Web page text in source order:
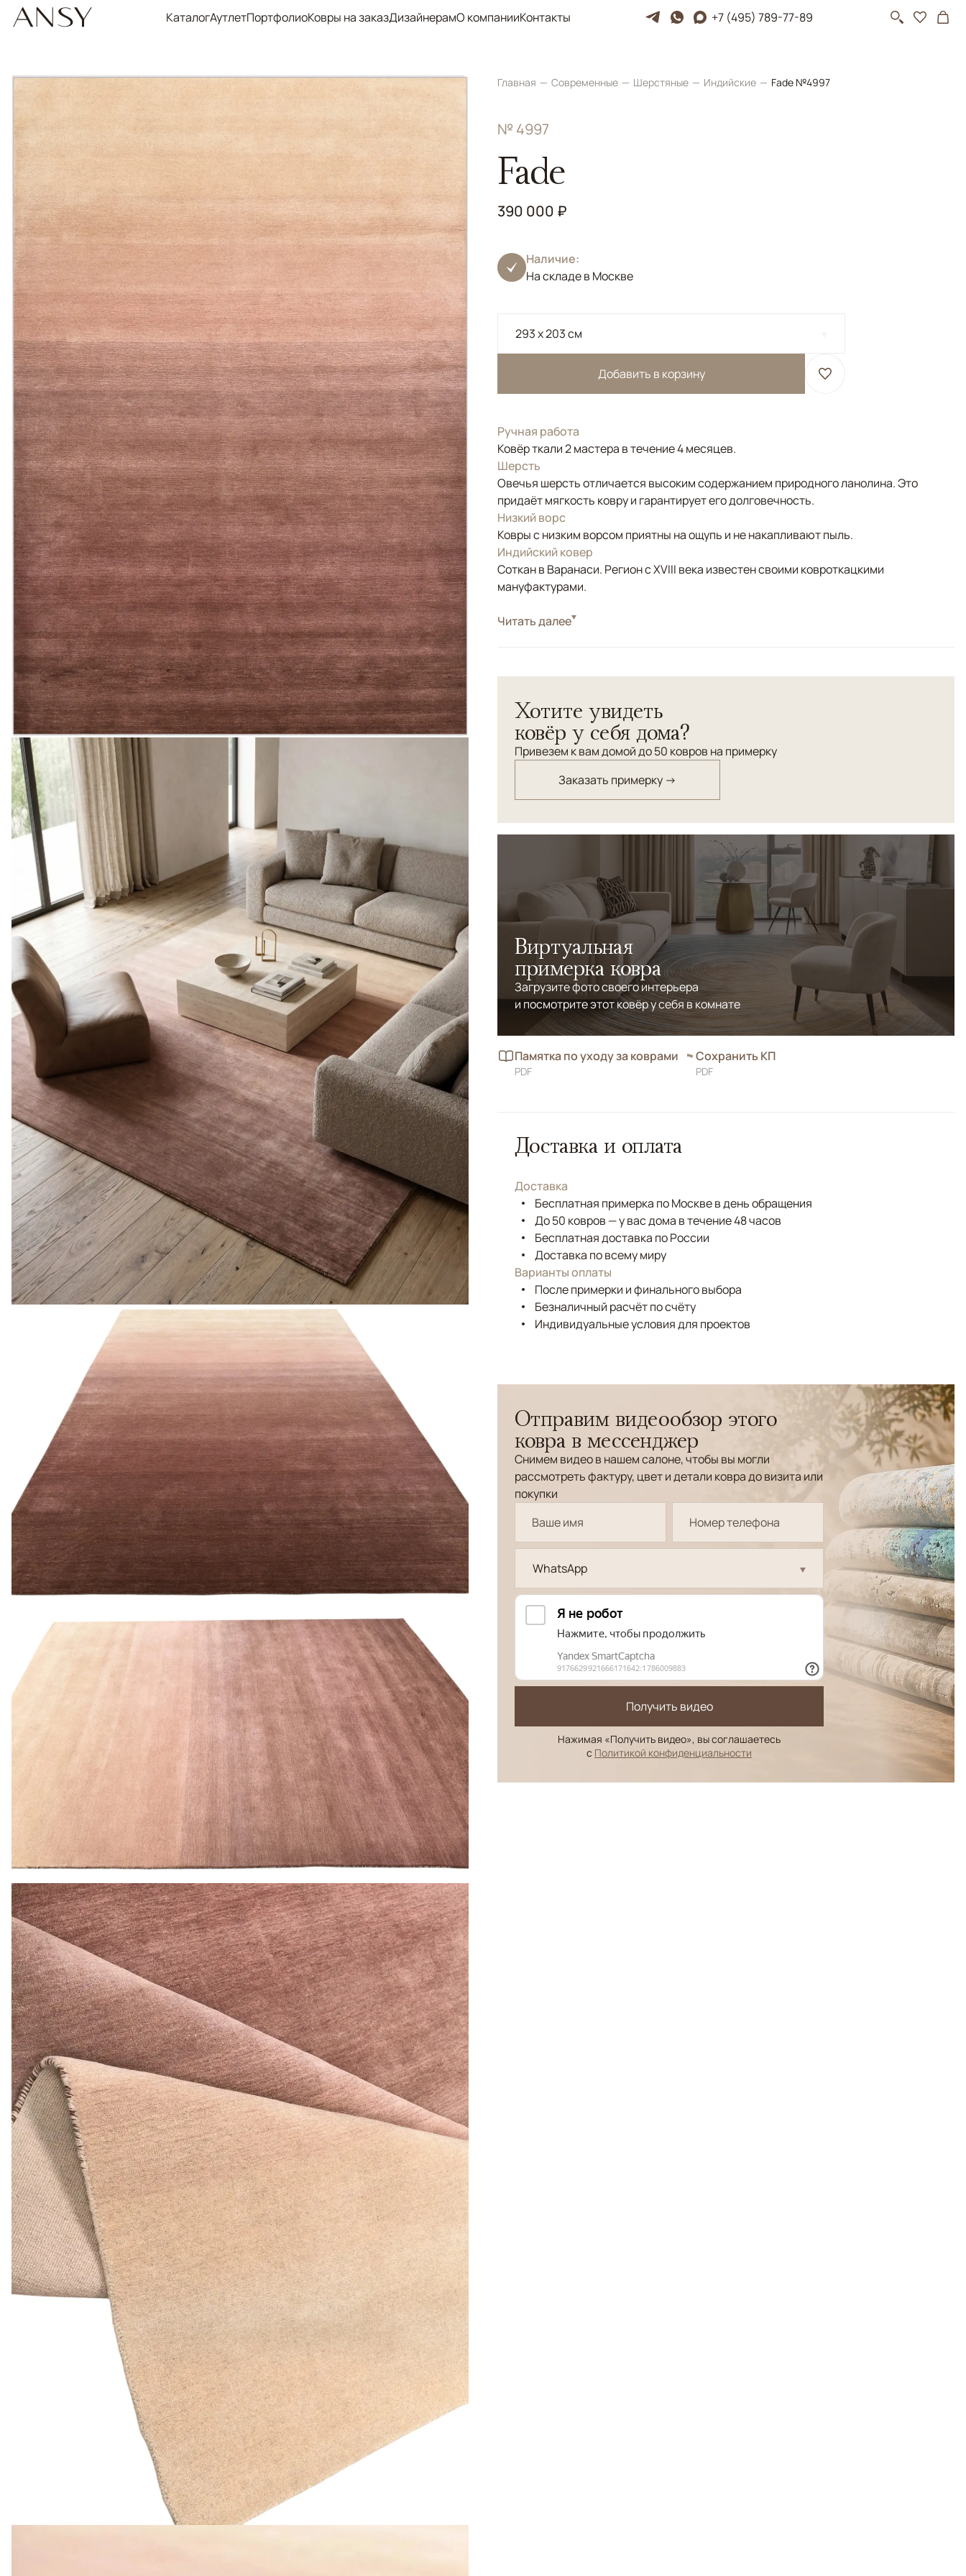
КаталогАутлетПортфолиоКовры на заказДизайнерамО компанииКонтакты +7 (495) 789-77-89
Главная Современные Шерстяные Индийские Fade №4997
№ 4997
Fade
390 000 ₽
Наличие:
На складе в Москве
293 x 203 см
Добавить в корзину
Ручная работа
Ковёр ткали 2 мастера в течение 4 месяцев.
Шерсть
Овечья шерсть отличается высоким содержанием природного ланолина. Это
придаёт мягкость ковру и гарантирует его долговечность.
Низкий ворс
Ковры с низким ворсом приятны на ощупь и не накапливают пыль.
Индийский ковер
Соткан в Варанаси. Регион с XVIII века известен своими ковроткацкими
мануфактурами.
СтильСовременные
Читать далее
Хотите увидеть
ковёр у себя дома?
Привезем к вам домой до 50 ковров на примерку
Заказать примерку →
Виртуальная
примерка ковра
Загрузите фото своего интерьера
и посмотрите этот ковёр у себя в комнате
Памятка по уходу за коврами
PDF
Сохранить КП
PDF
Доставка и оплата
Доставка
Бесплатная примерка по Москве в день обращения
До 50 ковров — у вас дома в течение 48 часов
Бесплатная доставка по России
Доставка по всему миру
Варианты оплаты
После примерки и финального выбора
Безналичный расчёт по счёту
Индивидуальные условия для проектов
Отправим видеообзор этого
ковра в мессенджер
Снимем видео в нашем салоне, чтобы вы могли
рассмотреть фактуру, цвет и детали ковра до визита или
покупки
WhatsApp
Получить видео
Нажимая «Получить видео», вы соглашаетесь
с Политикой конфиденциальности